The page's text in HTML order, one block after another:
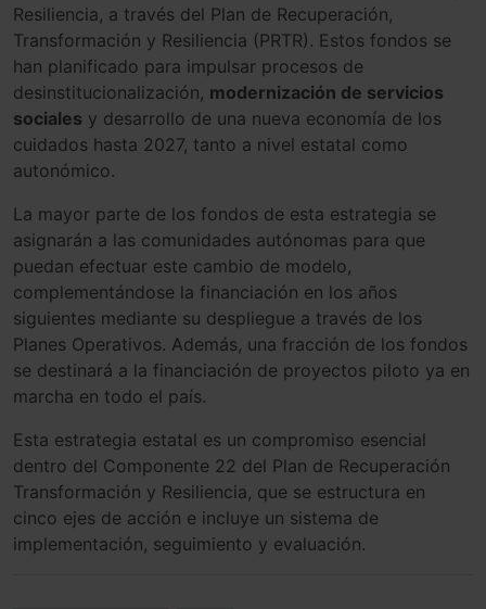
Resiliencia, a través del Plan de Recuperación,
Transformación y Resiliencia (PRTR). Estos fondos se
han planificado para impulsar procesos de
desinstitucionalización, modernización de servicios
sociales y desarrollo de una nueva economía de los
cuidados hasta 2027, tanto a nivel estatal como
autonómico.
La mayor parte de los fondos de esta estrategia se
asignarán a las comunidades autónomas para que
puedan efectuar este cambio de modelo,
complementándose la financiación en los años
siguientes mediante su despliegue a través de los
Planes Operativos. Además, una fracción de los fondos
se destinará a la financiación de proyectos piloto ya en
marcha en todo el país.
Esta estrategia estatal es un compromiso esencial
dentro del Componente 22 del Plan de Recuperación
Transformación y Resiliencia, que se estructura en
cinco ejes de acción e incluye un sistema de
implementación, seguimiento y evaluación.